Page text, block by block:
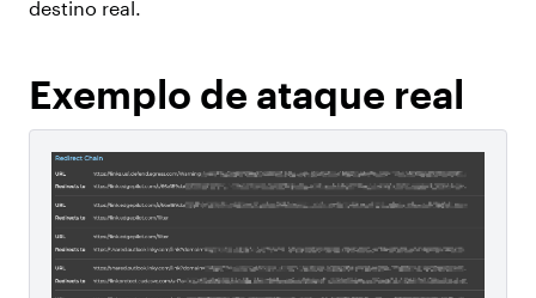
destino real.
Exemplo de ataque real